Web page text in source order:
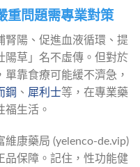
重問題需專業對策
腎陽、促進血液循環、提
陽草」名不虛傳。但對於
靠食療可能緩不濟急，
鋼 、 犀利士等，在專業藥
福生活。
康藥局 (yelenco-de.vip)
品保障。記住，性功能健